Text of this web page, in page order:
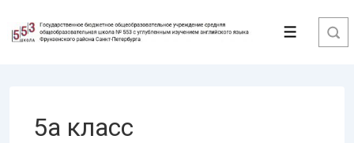
Перейти
Меню
5а класс